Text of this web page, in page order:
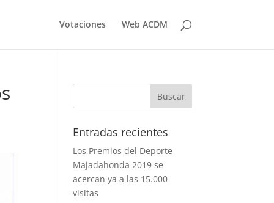
Votaciones Web ACDM
Entradas recientes
Los Premios del Deporte
Majadahonda 2019 se
acercan ya a las 15.000
visitas